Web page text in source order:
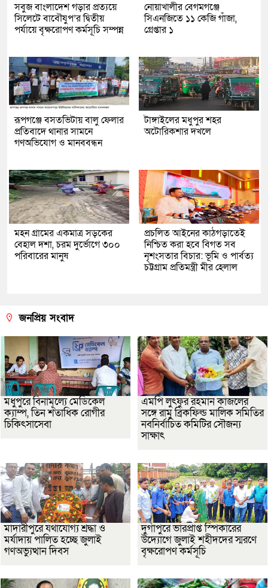
সবুজ বাংলাদেশ গড়ার প্রত্যয়ে
সিলেটে বাবৌযুপ’র দ্বিতীয়
পর্যায়ে বৃক্ষরোপণ কর্মসূচি সম্পন্ন
নোয়াখালীর বেগমগঞ্জে
সিএনজিতে ১১ কেজি গাঁজা,
গ্রেপ্তার ১
রূপগঞ্জে বসতভিটায় বালু ফেলার
প্রতিবাদে থানার সামনে
গণঅভিযোগ ও মানববন্ধন
টাঙ্গাইলের মধুপুর শহর
অটোরিকশার দখলে
মহন গ্রামের একমাত্র সড়কের
বেহাল দশা, চরম দুর্ভোগে ৩০০
পরিবারের মানুষ
প্রচলিত আইনের কাঠগড়াতেই
নিশ্চিত করা হবে বিগত সব
নৃশংসতার বিচার: ভূমি ও পার্বত্য
চট্টগ্রাম প্রতিমন্ত্রী মীর হেলাল
জনপ্রিয় সংবাদ
মধুপুরে বিনামূল্যে মেডিকেল
ক্যাম্প, তিন শতাধিক রোগীর
চিকিৎসাসেবা
এমপি লুৎফুর রহমান কাজলের
সঙ্গে রামু ব্রিকফিল্ড মালিক সমিতির
নবনির্বাচিত কমিটির সৌজন্য
সাক্ষাৎ
মাদারীপুরে যথাযোগ্য শ্রদ্ধা ও
মর্যাদায় পালিত হচ্ছে জুলাই
গণঅভ্যুত্থান দিবস
দুর্গাপুরে ভারপ্রাপ্ত স্পিকারের
উদ্যোগে জুলাই শহীদদের স্মরণে
বৃক্ষরোপণ কর্মসূচি